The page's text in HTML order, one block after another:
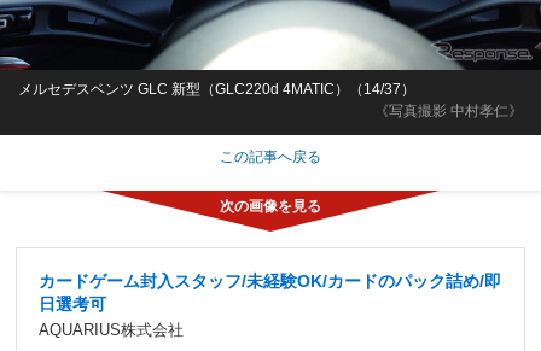
《写真撮影 中村孝仁》
メルセデスベンツ GLC 新型（GLC220d 4MATIC）（14/37）
この記事へ戻る
カードゲーム封入スタッフ/未経験OK/カードのパック詰め/即
日選考可
AQUARIUS株式会社